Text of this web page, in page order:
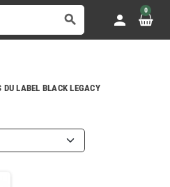
search person
0
DU LABEL BLACK LEGACY